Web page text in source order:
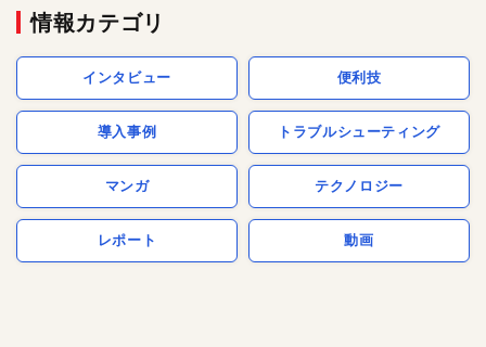
情報カテゴリ
インタビュー 便利技
導入事例 トラブルシューティング
マンガ テクノロジー
レポート 動画